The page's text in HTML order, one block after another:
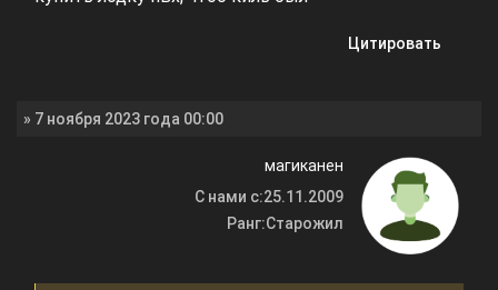
Цитировать
» 7 ноября 2023 года 00:00
магиканен
С нами с:25.11.2009
Ранг:Старожил